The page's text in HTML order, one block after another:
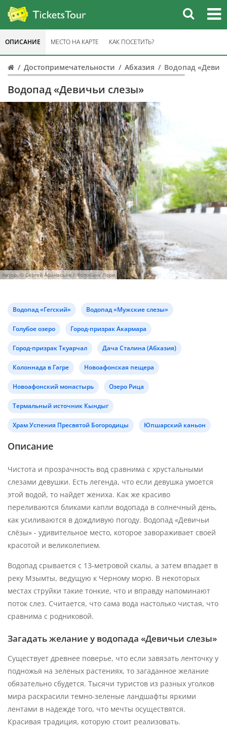
Достопримечательности Абхазия Водопад
Водопад «Девичьи слезы»
Автор: © Сергей Афанасьев / Фотобанк Лори
Водопад «Гегский» Водопад «Мужские слезы»
Голубое озеро Город-призрак Акармара
Город-призрак Ткуарчал Дача Сталина (Абхазия)
Колоннада в Гагре Новоафонская пещера
Новоафонский монастырь Озеро Рица
Термальный источник Кындыг
Храм Успения Пресвятой Богородицы Юпшарский каньон
ОПИСАНИЕ МЕСТО НА КАРТЕ КАК ПОСЕТИТЬ?
Описание
Чистота и прозрачность вод сравнима с хрустальными
слезами девушки. Есть легенда, что если девушка умоется
этой водой, то найдет жениха. Как же красиво
переливаются бликами капли водопада в солнечный день,
как усиливаются в дождливую погоду. Водопад «Девичьи
слёзы» - удивительное место, которое завораживает своей
красотой и великолепием.
Водопад срывается с 13-метровой скалы, а затем впадает в
реку Мзымты, ведущую к Черному морю. В некоторых
местах струйки такие тонкие, что и вправду напоминают
поток слез. Считается, что сама вода настолько чистая, что
сравнима с родниковой.
Загадать желание у водопада «Девичьи слезы»
Существует древнее поверье, что если завязать ленточку у
подножья на зеленых растениях, то загаданное желание
обязательно сбудется. Тысячи туристов из разных уголков
мира раскрасили темно-зеленые ландшафты яркими
лентами в надежде того, что мечты осуществятся.
Красивая традиция, которую стоит реализовать.